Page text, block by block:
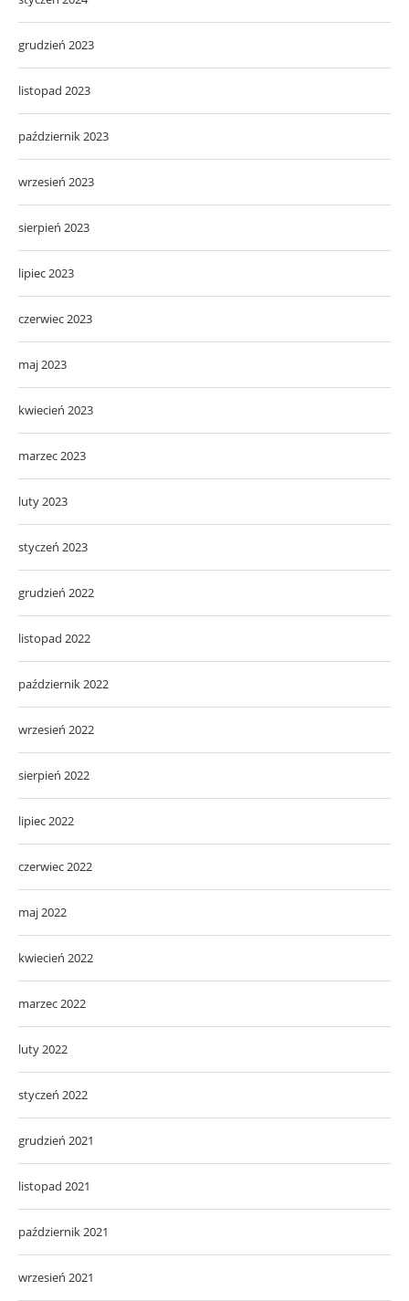
grudzień 2023
listopad 2023
październik 2023
wrzesień 2023
sierpień 2023
lipiec 2023
czerwiec 2023
maj 2023
kwiecień 2023
marzec 2023
luty 2023
styczeń 2023
grudzień 2022
listopad 2022
październik 2022
wrzesień 2022
sierpień 2022
lipiec 2022
czerwiec 2022
maj 2022
kwiecień 2022
marzec 2022
luty 2022
styczeń 2022
grudzień 2021
listopad 2021
październik 2021
wrzesień 2021